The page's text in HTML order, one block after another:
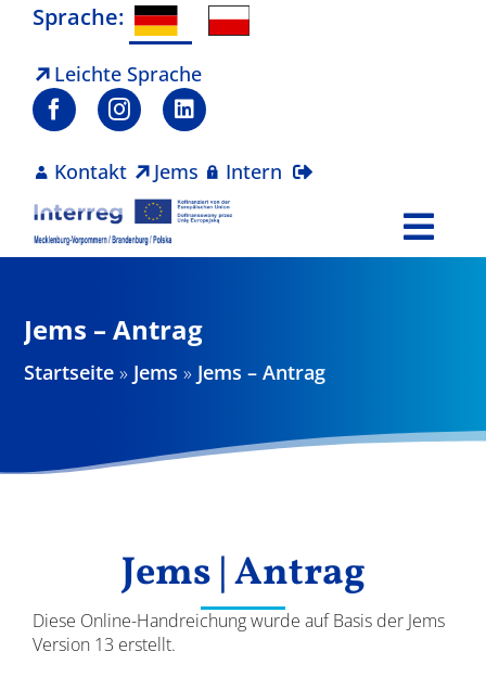
Zum
springen
Sprache:
Leichte Sprache
Kontakt Jems Intern
Projekte
Jems – Antrag
Startseite » Jems » Jems – Antrag
Jems | Antrag
Diese Online-Handreichung wurde auf Basis der Jems
Version 13 erstellt.